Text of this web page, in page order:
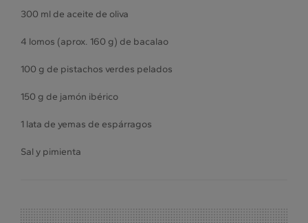
300 ml de aceite de oliva
4 lomos (aprox. 160 g) de bacalao
100 g de pistachos verdes pelados
150 g de jamón ibérico
1 lata de yemas de espárragos
Sal y pimienta